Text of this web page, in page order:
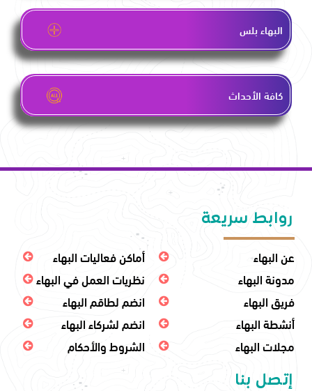
البهاء بلس
كافة الأحداث
روابط سريعة
عن البهاء
مدونة البهاء
فريق البهاء
أنشطة البهاء
مجلات البهاء
أماكن فعاليات البهاء
نظريات العمل في البهاء
انضم لطاقم البهاء
انضم لشركاء البهاء
الشروط والأحكام
إتصل بنا